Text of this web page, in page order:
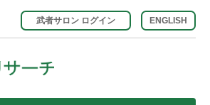
ENGLISH
武者サロン ログイン